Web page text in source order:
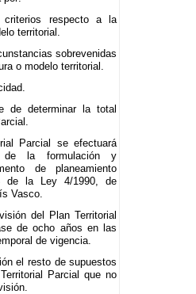
respecto a la
territorial.
sobrevenidas
o modelo territorial.
de determinar la total
Parcial se efectuará
de la formulación y
de planeamiento
de la Ley 4/1990, de
Vasco.
del Plan Territorial
de ocho años en las
de vigencia.
el resto de supuestos
Parcial que no